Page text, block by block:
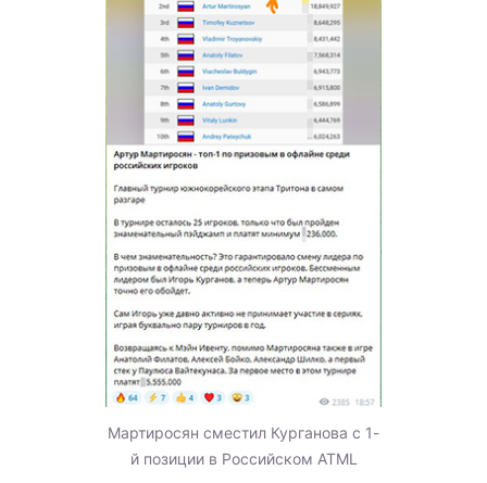
Мартиросян сместил Курганова с 1-
й позиции в Российском ATML